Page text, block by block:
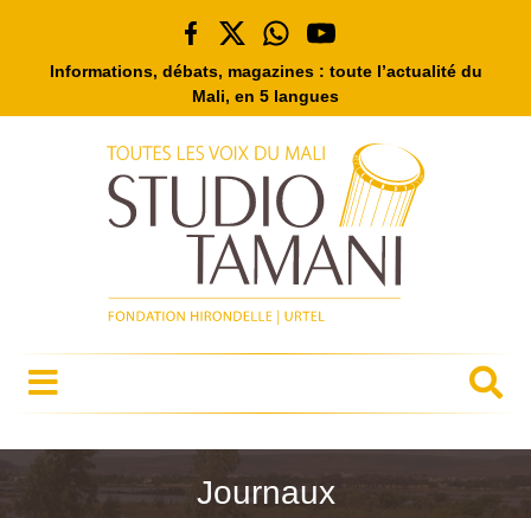
Informations, débats, magazines : toute l’actualité du
Mali, en 5 langues
Journaux